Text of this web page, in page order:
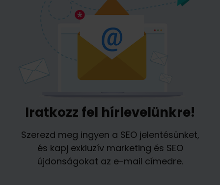
Iratkozz fel hírlevelünkre!
Szerezd meg ingyen a SEO jelentésünket,
és kapj exkluzív marketing és SEO
újdonságokat az e-mail címedre.